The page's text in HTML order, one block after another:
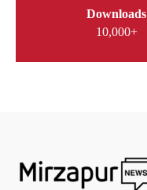
Downloads
10,000+